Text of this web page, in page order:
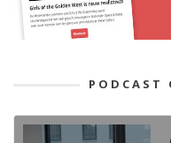
PODCAST